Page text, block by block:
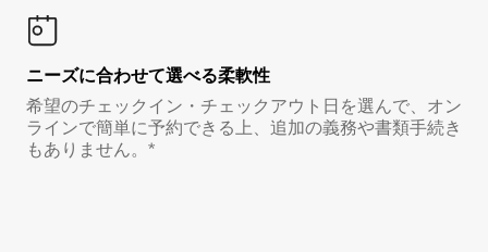
ニーズに合わせて選べる柔軟性
希望のチェックイン・チェックアウト日を選んで、オン
ラインで簡単に予約できる上、追加の義務や書類手続き
もありません。*